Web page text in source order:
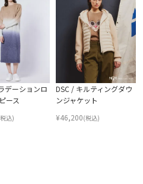
デーションロ
ース
込)
DSC / キルティングダウ
ンジャケット
¥46,200(税込)